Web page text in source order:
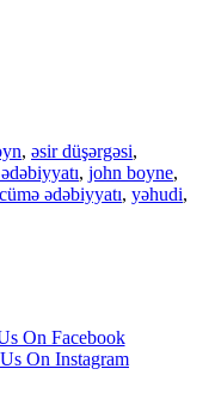
, əsir düşərgəsi,
, john boyne,
ədəbiyyatı, yəhudi,